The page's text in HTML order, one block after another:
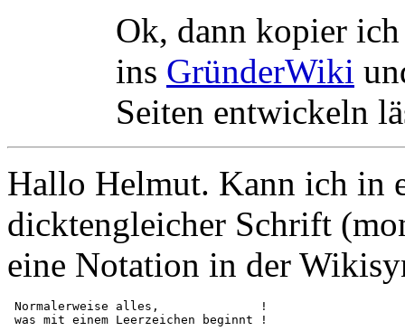
Ok, dann kopier
ins GründerWiki
Seiten entwickeln
Hallo Helmut. Kann ich in
dicktengleicher Schrift
eine Notation in der
Normalerweise alles,              !